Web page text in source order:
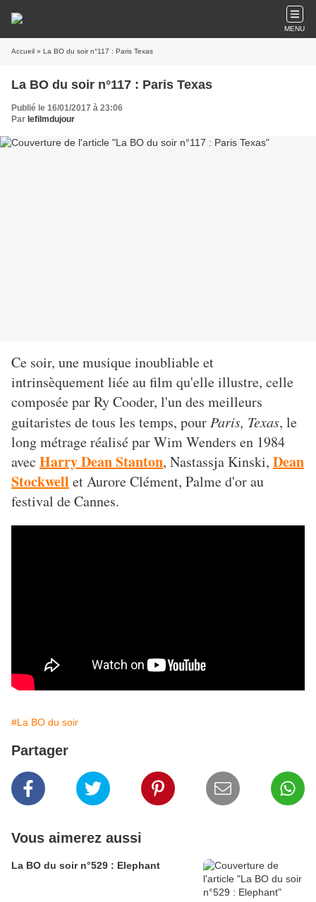
MENU
Accueil » La BO du soir n°117 : Paris Texas
La BO du soir n°117 : Paris Texas
Publié le 16/01/2017 à 23:06
Par lefilmdujour
Ce soir, une musique inoubliable et
intrinsèquement liée au film qu'elle illustre, celle
composée par Ry Cooder, l'un des meilleurs
guitaristes de tous les temps, pour Paris, Texas, le
long métrage réalisé par Wim Wenders en 1984
avec Harry Dean Stanton, Nastassja Kinski, Dean
Stockwell et Aurore Clément, Palme d'or au
festival de Cannes.
#La BO du soir
Partager
Vous aimerez aussi
La BO du soir n°529 : Elephant